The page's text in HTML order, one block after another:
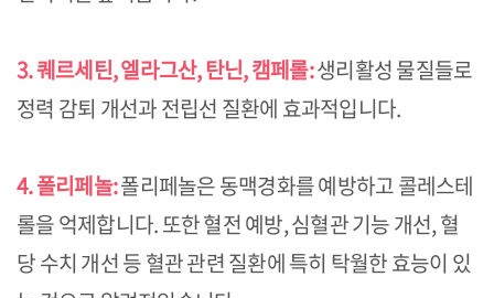
3. 퀘르세틴, 엘라그산, 탄닌, 캠페롤:생리활성 물질들로
정력 감퇴 개선과 전립선 질환에 효과적입니다.
4. 폴리페놀:폴리페놀은 동맥경화를 예방하고 콜레스테
롤을 억제합니다. 또한 혈전 예방, 심혈관 기능 개선, 혈
당 수치 개선 등 혈관 관련 질환에 특히 탁월한 효능이 있